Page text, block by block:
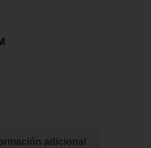
adicional